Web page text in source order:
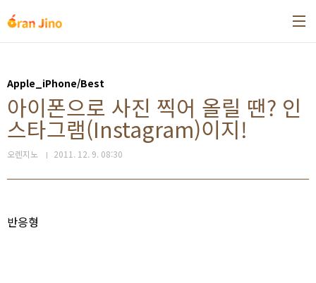
Apple_iPhone/Best
아이폰으로 사진 찍어 올릴 땐? 인
스타그램(Instagram)이지!
오렌지노 2011. 12. 9. 08:30
반응형